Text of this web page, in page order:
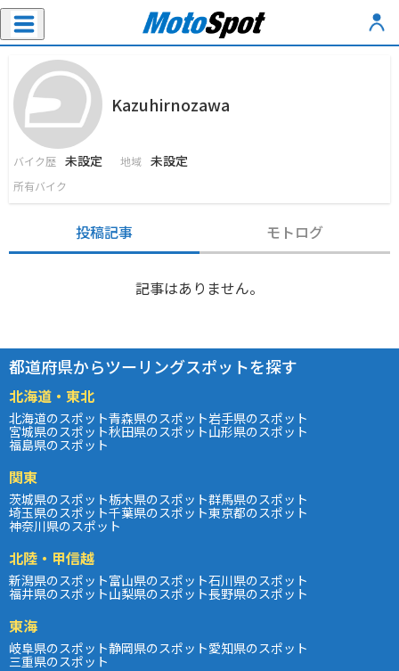
Kazuhirnozawa
バイク歴 未設定 地域 未設定
所有バイク
投稿記事 モトログ
記事はありません。
都道府県からツーリングスポットを探す
北海道・東北
北海道のスポット青森県のスポット岩手県のスポット
宮城県のスポット秋田県のスポット山形県のスポット
福島県のスポット
関東
茨城県のスポット栃木県のスポット群馬県のスポット
埼玉県のスポット千葉県のスポット東京都のスポット
神奈川県のスポット
北陸・甲信越
新潟県のスポット富山県のスポット石川県のスポット
福井県のスポット山梨県のスポット長野県のスポット
東海
岐阜県のスポット静岡県のスポット愛知県のスポット
三重県のスポット